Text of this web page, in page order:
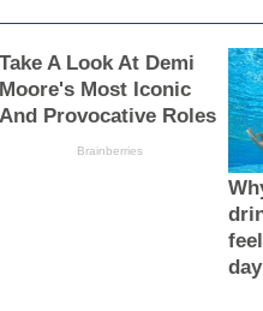
Take A Look At Demi
Moore's Most Iconic
And Provocative Roles
Brainberries
day